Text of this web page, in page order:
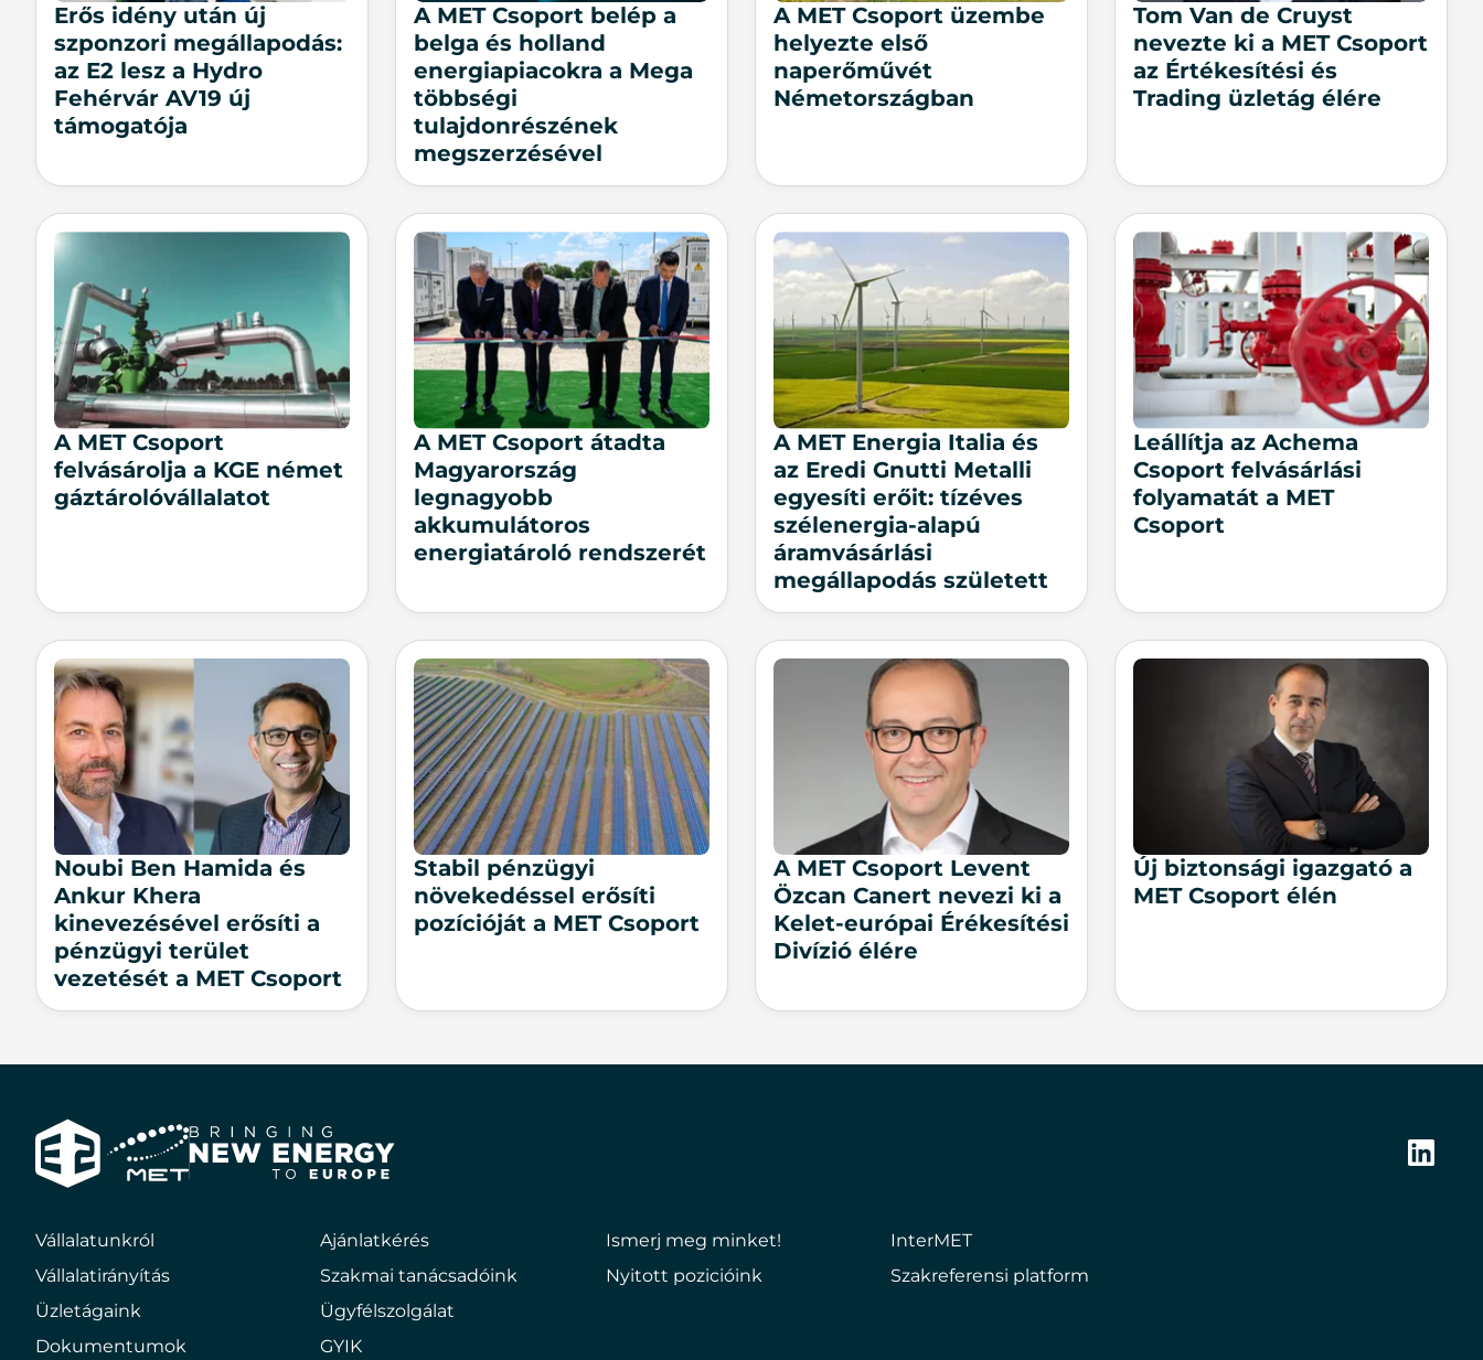
Erős idény után új
szponzori megállapodás:
az E2 lesz a Hydro
Fehérvár AV19 új
támogatója
A MET Csoport belép a
belga és holland
energiapiacokra a Mega
többségi
tulajdonrészének
megszerzésével
A MET Csoport üzembe
helyezte első
naperőművét
Németországban
Tom Van de Cruyst
nevezte ki a MET Csoport
az Értékesítési és
Trading üzletág élére
A MET Csoport
felvásárolja a KGE német
gáztárolóvállalatot
A MET Csoport átadta
Magyarország
legnagyobb
akkumulátoros
energiatároló rendszerét
A MET Energia Italia és
az Eredi Gnutti Metalli
egyesíti erőit: tízéves
szélenergia-alapú
áramvásárlási
megállapodás született
Leállítja az Achema
Csoport felvásárlási
folyamatát a MET
Csoport
Noubi Ben Hamida és
Ankur Khera
kinevezésével erősíti a
pénzügyi terület
vezetését a MET Csoport
Stabil pénzügyi
növekedéssel erősíti
pozícióját a MET Csoport
A MET Csoport Levent
Özcan Canert nevezi ki a
Kelet-európai Érékesítési
Divízió élére
Új biztonsági igazgató a
MET Csoport élén
Vállalatunkról
Vállalatirányítás
Üzletágaink
Dokumentumok
Ajánlatkérés
Szakmai tanácsadóink
Ügyfélszolgálat
GYIK
Ismerj meg minket!
Nyitott pozicióink
InterMET
Szakreferensi platform